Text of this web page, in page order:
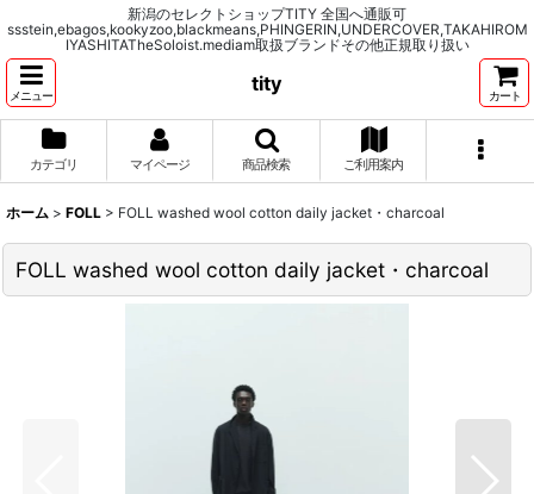
新潟のセレクトショップTITY 全国へ通販可
ssstein,ebagos,kookyzoo,blackmeans,PHINGERIN,UNDERCOVER,TAKAHIROM
IYASHITATheSoloist.mediam取扱ブランドその他正規取り扱い
メニュー
tity
カート
カテゴリ マイページ 商品検索 ご利用案内
ホーム > FOLL > FOLL washed wool cotton daily jacket・charcoal
FOLL washed wool cotton daily jacket・charcoal